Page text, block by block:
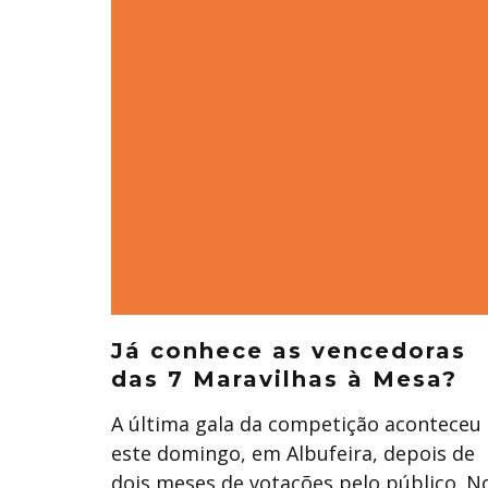
Já conhece as vencedoras
das 7 Maravilhas à Mesa?
A última gala da competição aconteceu
este domingo, em Albufeira, depois de
dois meses de votações pelo público.